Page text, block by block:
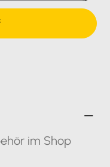
im Shop